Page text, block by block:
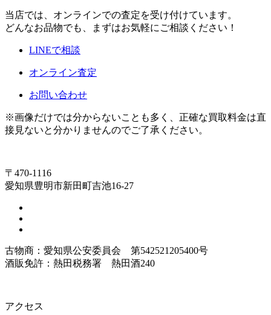
当店では、オンラインでの査定を受け付けています。
どんなお品物でも、まずはお気軽にご相談ください！
LINEで相談
オンライン査定
お問い合わせ
※画像だけでは分からないことも多く、正確な買取料金は直
接見ないと分かりませんのでご了承ください。
〒470-1116
愛知県豊明市新田町吉池16-27
古物商：愛知県公安委員会 第542521205400号
酒販免許：熱田税務署 熱田酒240
アクセス